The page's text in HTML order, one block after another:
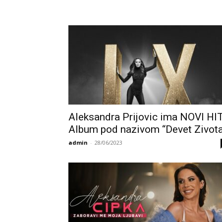
Aleksandra Prijovic ima NOVI
Album pod nazivom “Devet
admin - 28/06/2023